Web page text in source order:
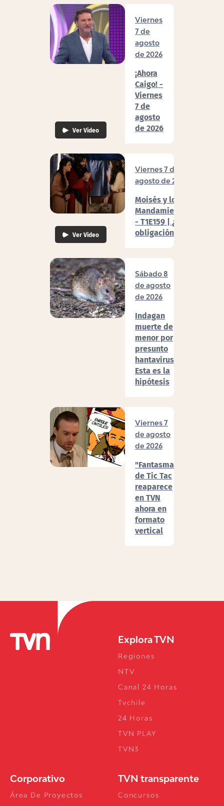
Ver Video
Viernes
7 de
agosto
de 2026
¡Ahora
Caigo! -
Viernes
7 de
agosto
de 2026
Ver Video
Viernes 7 de
agosto de 2026
Moisés y los 10
Mandamientos
- T1E159 | ¿Por
obligación?
Sábado 8
de agosto
de 2026
Indagan
muerte de
menor por
presunto
hantavirus:
Esta es la
hipótesis
Viernes 7
de agosto
de 2026
"Fantasma"
de Tic Tac
reaparece
en TVN
ahora en
formato
vertical
Explora TVN
Regiones
NTV
Canal 24 Horas
Tvchile
24 Horas
TVN PLAY
TVN3
Corporativo
Área De Proyectos
TVN transparente
Concursos